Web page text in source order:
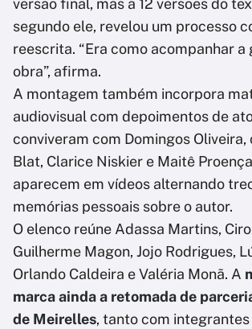
versão final, mas a 12 versões do
segundo ele, revelou um processo
reescrita. “Era como acompanhar a
obra”, afirma.
A montagem também incorpora
audiovisual com depoimentos de
conviveram com Domingos Oliveira,
Blat, Clarice Niskier e Maitê
aparecem em vídeos alternando
memórias pessoais sobre o autor.
O elenco reúne Adassa Martins,
Guilherme Magon, Jojo Rodrigues,
Orlando Caldeira e Valéria Monã. A
marca ainda a retomada de
de Meirelles, tanto com